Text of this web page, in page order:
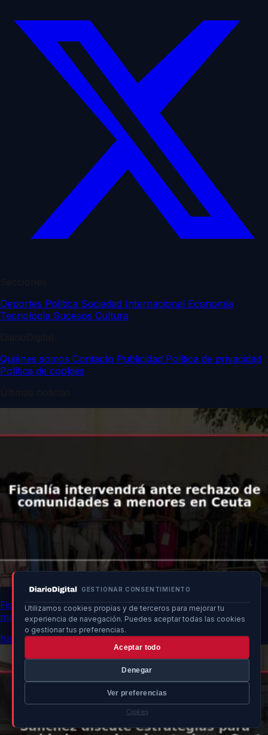
GESTIONAR CONSENTIMIENTO
Utilizamos cookies propias y de terceros para mejorar tu
experiencia de navegación. Puedes aceptar todas las cookies
o gestionar tus preferencias.
Aceptar todo
Denegar
Ver preferencias
Cookies
Deportes Política Sociedad Internacional Economía
Tecnología Sucesos Cultura
Quiénes somos Contacto Publicidad Política de privacidad
Política de cookies
Fiscalía intervendrá ante rechazo de comunidades a
menores en Ceuta
hace 8h